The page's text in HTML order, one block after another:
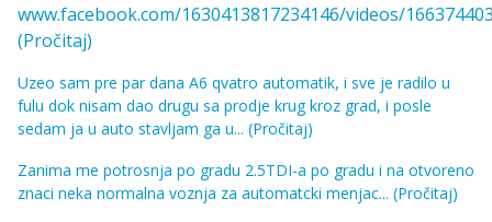
www.facebook.com/1630413817234146/videos/
(Pročitaj)
Uzeo sam pre par dana A6 qvatro automatik, i sve je radilo u
fulu dok nisam dao drugu sa prodje krug kroz grad, i posle
sedam ja u auto stavljam ga u... (Pročitaj)
Zanima me potrosnja po gradu 2.5TDI-a po gradu i na otvoreno
znaci neka normalna voznja za automatcki menjac... (Pročitaj)